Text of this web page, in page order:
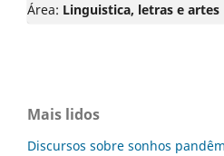
Área: Linguistica, letras e artes
Mais lidos
Discursos sobre sonhos